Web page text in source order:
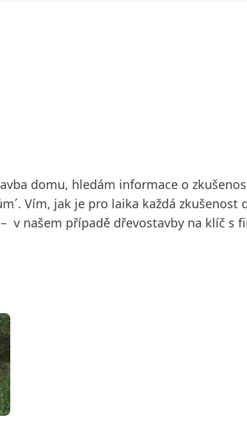
domu, hledám informace o
Vím, jak je pro laika každá
v našem případě dřevostavby na klíč s